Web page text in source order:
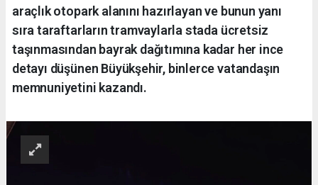
araçlık otopark alanını hazırlayan ve bunun yanı
sıra taraftarların tramvaylarla stada ücretsiz
taşınmasından bayrak dağıtımına kadar her ince
detayı düşünen Büyükşehir, binlerce vatandaşın
memnuniyetini kazandı.